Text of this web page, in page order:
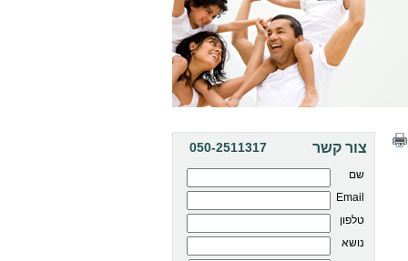
050-2511317 צור קשר
שם
Email
טלפון
נושא